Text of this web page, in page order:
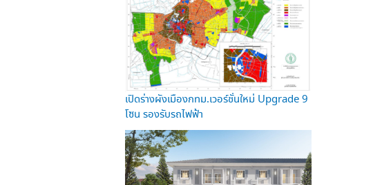
เปิดร่างผังเมืองกทม.เวอร์ชั่นใหม่ Upgrade 9
โซน รองรับรถไฟฟ้า